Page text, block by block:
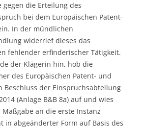
gegen die Erteilung des
bei dem Europäischen Patent-
In der mündlichen
widerrief dieses das
fehlender erfinderischer Tätigkeit.
der Klägerin hin, hob die
des Europäischen Patent- und
Beschluss der Einspruchsabteilung
(Anlage B&B 8a) auf und wies
an die erste Instanz
in abgeänderter Form auf Basis des